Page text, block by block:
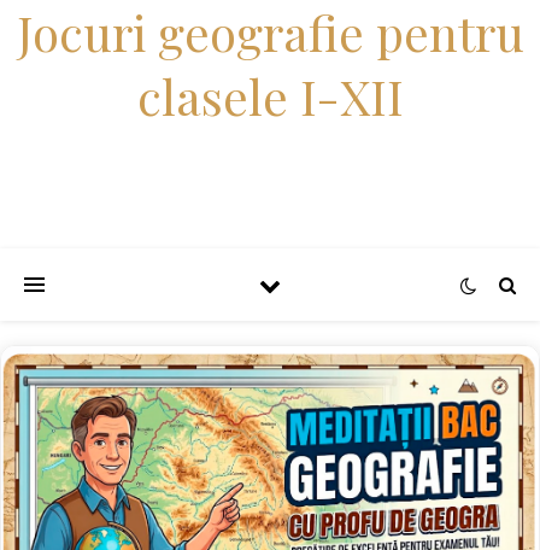
Jocuri geografie pentru
clasele I-XII